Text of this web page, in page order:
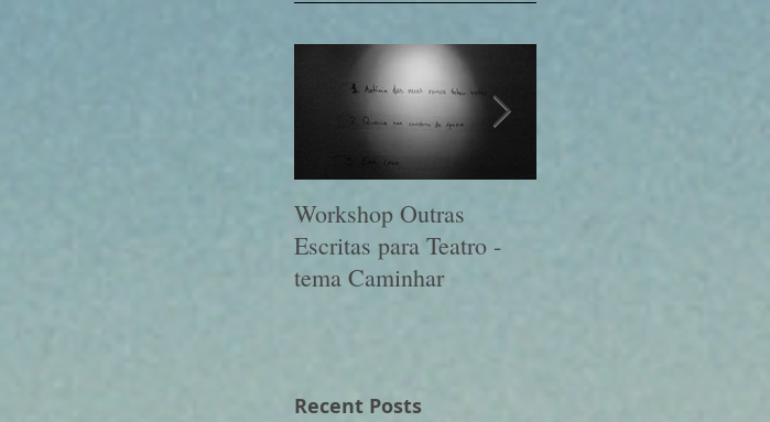
Workshop Outras
Escritas para Teatro -
tema Caminhar
Recent Posts